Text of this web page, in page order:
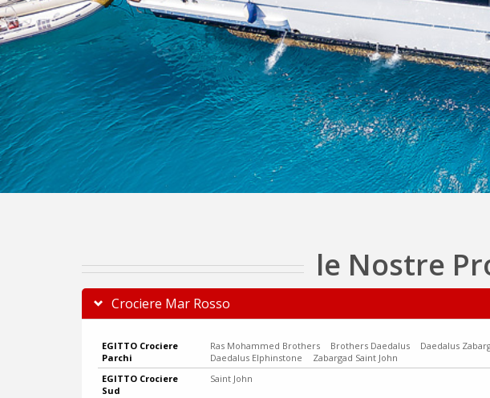
le Nostre
Crociere Mar Rosso
EGITTO Crociere
Parchi
Ras Mohammed Brothers Brothers Daedalus
Daedalus
Daedalus Elphinstone
Zabargad Saint John
EGITTO Crociere
Sud
Saint John